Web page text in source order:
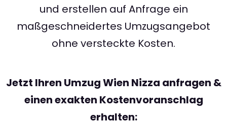
und erstellen auf Anfrage ein
maßgeschneidertes Umzugsangebot
ohne versteckte Kosten.
Jetzt Ihren Umzug Wien Nizza anfragen &
einen exakten Kostenvoranschlag
erhalten: